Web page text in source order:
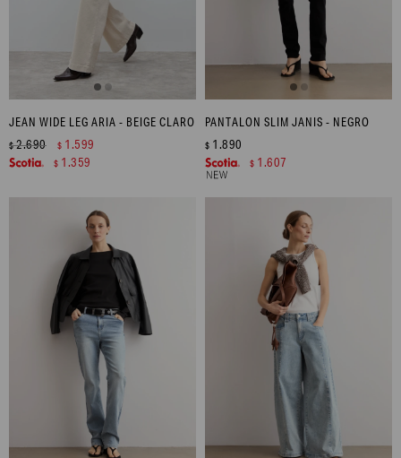
JEAN WIDE LEG ARIA - BEIGE CLARO
$2.690 $ 1.599
$ 1.359
PANTALON SLIM JANIS - NEGRO
$ 1.890
$ 1.607